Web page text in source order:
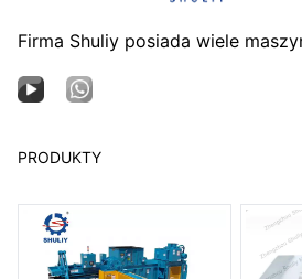
Firma Shuliy posiada wiele
PRODUKTY